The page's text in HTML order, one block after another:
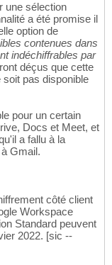
une sélection
a été promise il
option de
contenues dans
indéchiffrables par
déçus que cette
soit pas disponible
pour un certain
Docs et Meet, et
a fallu à la
Gmail.
côté client
Workspace
Standard peuvent
2022. [sic --